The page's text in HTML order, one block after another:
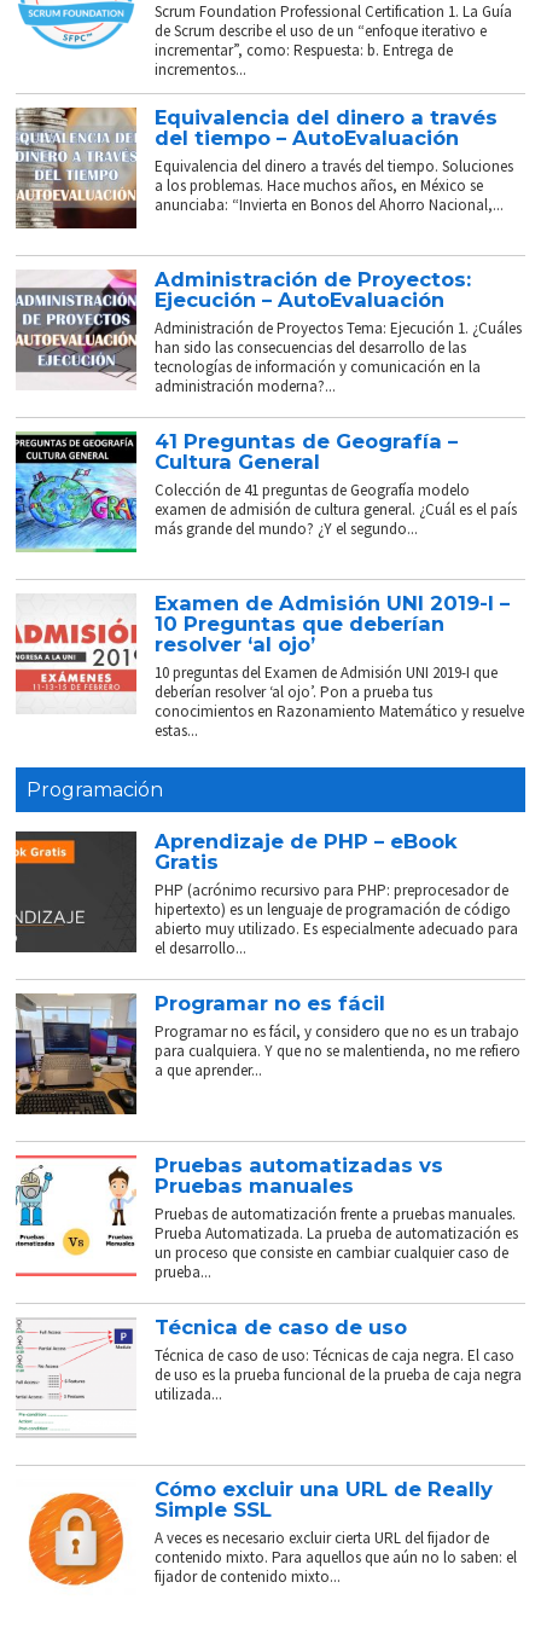
Scrum Foundation Professional Certification 1. La Guía
de Scrum describe el uso de un “enfoque iterativo e
incrementar”, como: Respuesta: b. Entrega de
incrementos...
Equivalencia del dinero a través
del tiempo – AutoEvaluación
Equivalencia del dinero a través del tiempo. Soluciones
a los problemas. Hace muchos años, en México se
anunciaba: “Invierta en Bonos del Ahorro Nacional,...
Administración de Proyectos:
Ejecución – AutoEvaluación
Administración de Proyectos Tema: Ejecución 1. ¿Cuáles
han sido las consecuencias del desarrollo de las
tecnologías de información y comunicación en la
administración moderna?...
41 Preguntas de Geografía –
Cultura General
Colección de 41 preguntas de Geografía modelo
examen de admisión de cultura general. ¿Cuál es el país
más grande del mundo? ¿Y el segundo...
Examen de Admisión UNI 2019-I –
10 Preguntas que deberían
resolver ‘al ojo’
10 preguntas del Examen de Admisión UNI 2019-I que
deberían resolver ‘al ojo’. Pon a prueba tus
conocimientos en Razonamiento Matemático y resuelve
estas...
Programación
Aprendizaje de PHP – eBook
Gratis
PHP (acrónimo recursivo para PHP: preprocesador de
hipertexto) es un lenguaje de programación de código
abierto muy utilizado. Es especialmente adecuado para
el desarrollo...
Programar no es fácil
Programar no es fácil, y considero que no es un trabajo
para cualquiera. Y que no se malentienda, no me refiero
a que aprender...
Pruebas automatizadas vs
Pruebas manuales
Pruebas de automatización frente a pruebas manuales.
Prueba Automatizada. La prueba de automatización es
un proceso que consiste en cambiar cualquier caso de
prueba...
Técnica de caso de uso
Técnica de caso de uso: Técnicas de caja negra. El caso
de uso es la prueba funcional de la prueba de caja negra
utilizada...
Cómo excluir una URL de Really
Simple SSL
A veces es necesario excluir cierta URL del fijador de
contenido mixto. Para aquellos que aún no lo saben: el
fijador de contenido mixto...